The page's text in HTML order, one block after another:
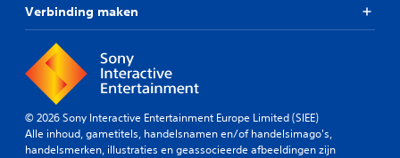
Verbinding maken
© 2026 Sony Interactive Entertainment Europe Limited (SIEE)
Alle inhoud, gametitels, handelsnamen en/of handelsimago's,
handelsmerken, illustraties en geassocieerde afbeeldingen zijn